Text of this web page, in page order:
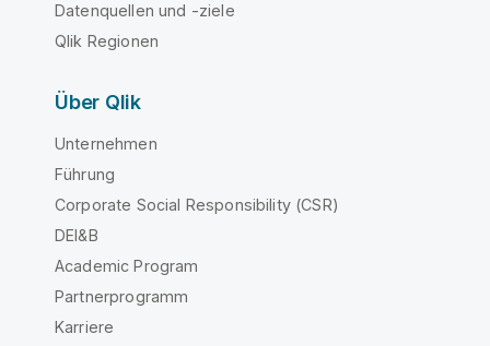
Datenquellen und -ziele
Qlik Regionen
Über Qlik
Unternehmen
Führung
Corporate Social Responsibility (CSR)
DEI&B
Academic Program
Partnerprogramm
Karriere